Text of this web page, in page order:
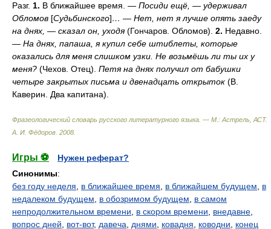
Разг. 1. В ближайшее время. — Посиди ещё, — удерживал
Обломов [Судьбинского]… — Нет, нет я лучше опять заеду
на днях, — сказал он, уходя(Гончаров. Обломов). 2. Недавно.
— На днях, папаша, я купил себе штиблеты, которые
оказались для меня слишком узки. Не возьмёшь ли ты их у
меня? (Чехов. Отец). Петя на днях получил от бабушки
четыре закрытых письма и двенадцать открыток (В.
Каверин. Два капитана).
Фразеологический словарь русского литературного языка. — М.: Астрель, АСТ.
А. И. Фёдоров 2008
Игры ⚽
Нужен реферат?
Синонимы:
без году неделя
в ближайшее время в ближайшем будущем
в
недалеком будущем
в обозримом будущем
в самом
непродолжительном времени
в скором времени внедавне
вопрос дней
вот-вот, давеча днями ковадня ководни
конец